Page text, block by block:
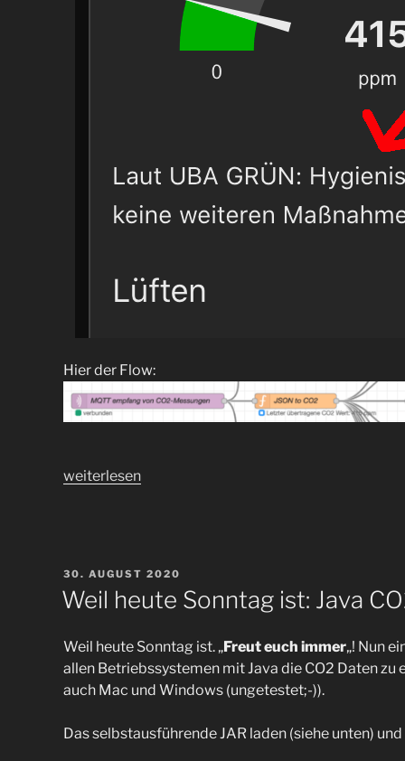
Hier der Flow:
„CO2-
Flow
weiterlesen
VERÖFFENTLICHT
AM
30. AUGUST 2020
Weil heute Sonntag ist: Java
Weil heute Sonntag ist. „Freut euch immer„! Nun
allen Betriebssystemen mit Java die CO2 Daten
auch Mac und Windows (ungetestet;-)).
Das selbstausführende JAR laden (siehe unten)